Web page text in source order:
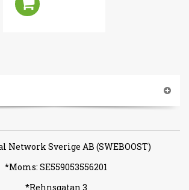
Network Sverige AB (SWEBOOST)
*Moms: SE559053556201
*Rehnsgatan 3